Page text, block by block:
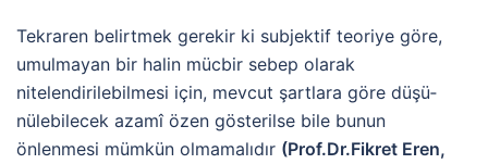
Tekraren belirtmek gerekir ki subjektif teoriye göre,
umulmayan bir halin mücbir sebep olarak
nitelendirilebilmesi için, mevcut şartlara göre düşü­
nülebilecek azamî özen gösterilse bile bunun
önlenmesi mümkün olmamalıdır (Prof.Dr.Fikret Eren,